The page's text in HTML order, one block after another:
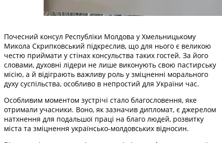
Почесний консул Республіки Молдова у Хмельницькому
Микола Скрипковський підкреслив, що для нього є великою
честю приймати у стінах консульства таких гостей. За його
словами, духовні лідери не лише виконують свою пастирську
місію, а й відіграють важливу роль у зміцненні морального
духу суспільства, особливо в непростий для України час.
Особливим моментом зустрічі стало благословення, яке
отримали учасники. Воно, як зазначив дипломат, є джерелом
натхнення для подальшої праці на благо людей, розвитку
міста та зміцнення українсько-молдовських відносин.